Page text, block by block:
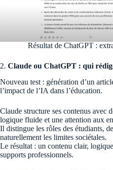
Résultat de ChatGPT :
2. Claude ou ChatGPT : qui
Nouveau test : génération d’un
l’impact de l’IA dans l’éducation.
Claude structure ses contenus avec
logique fluide et une attention aux
Il distingue les rôles des étudiants,
naturellement les limites sociétales.
Le résultat : un contenu clair,
supports professionnels.